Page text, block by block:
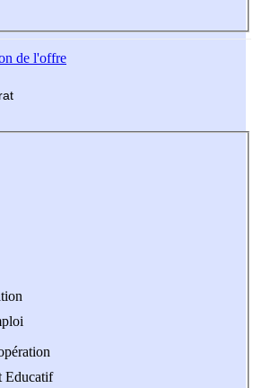
de l'offre
Educatif